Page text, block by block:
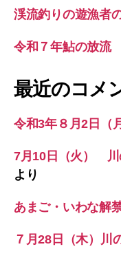
渓流釣りの遊漁者
令和７年鮎の放流
最近のコメ
令和3年８月2日（
7月10日（火） 川
より
あまご・いわな解
７月28日（木）川